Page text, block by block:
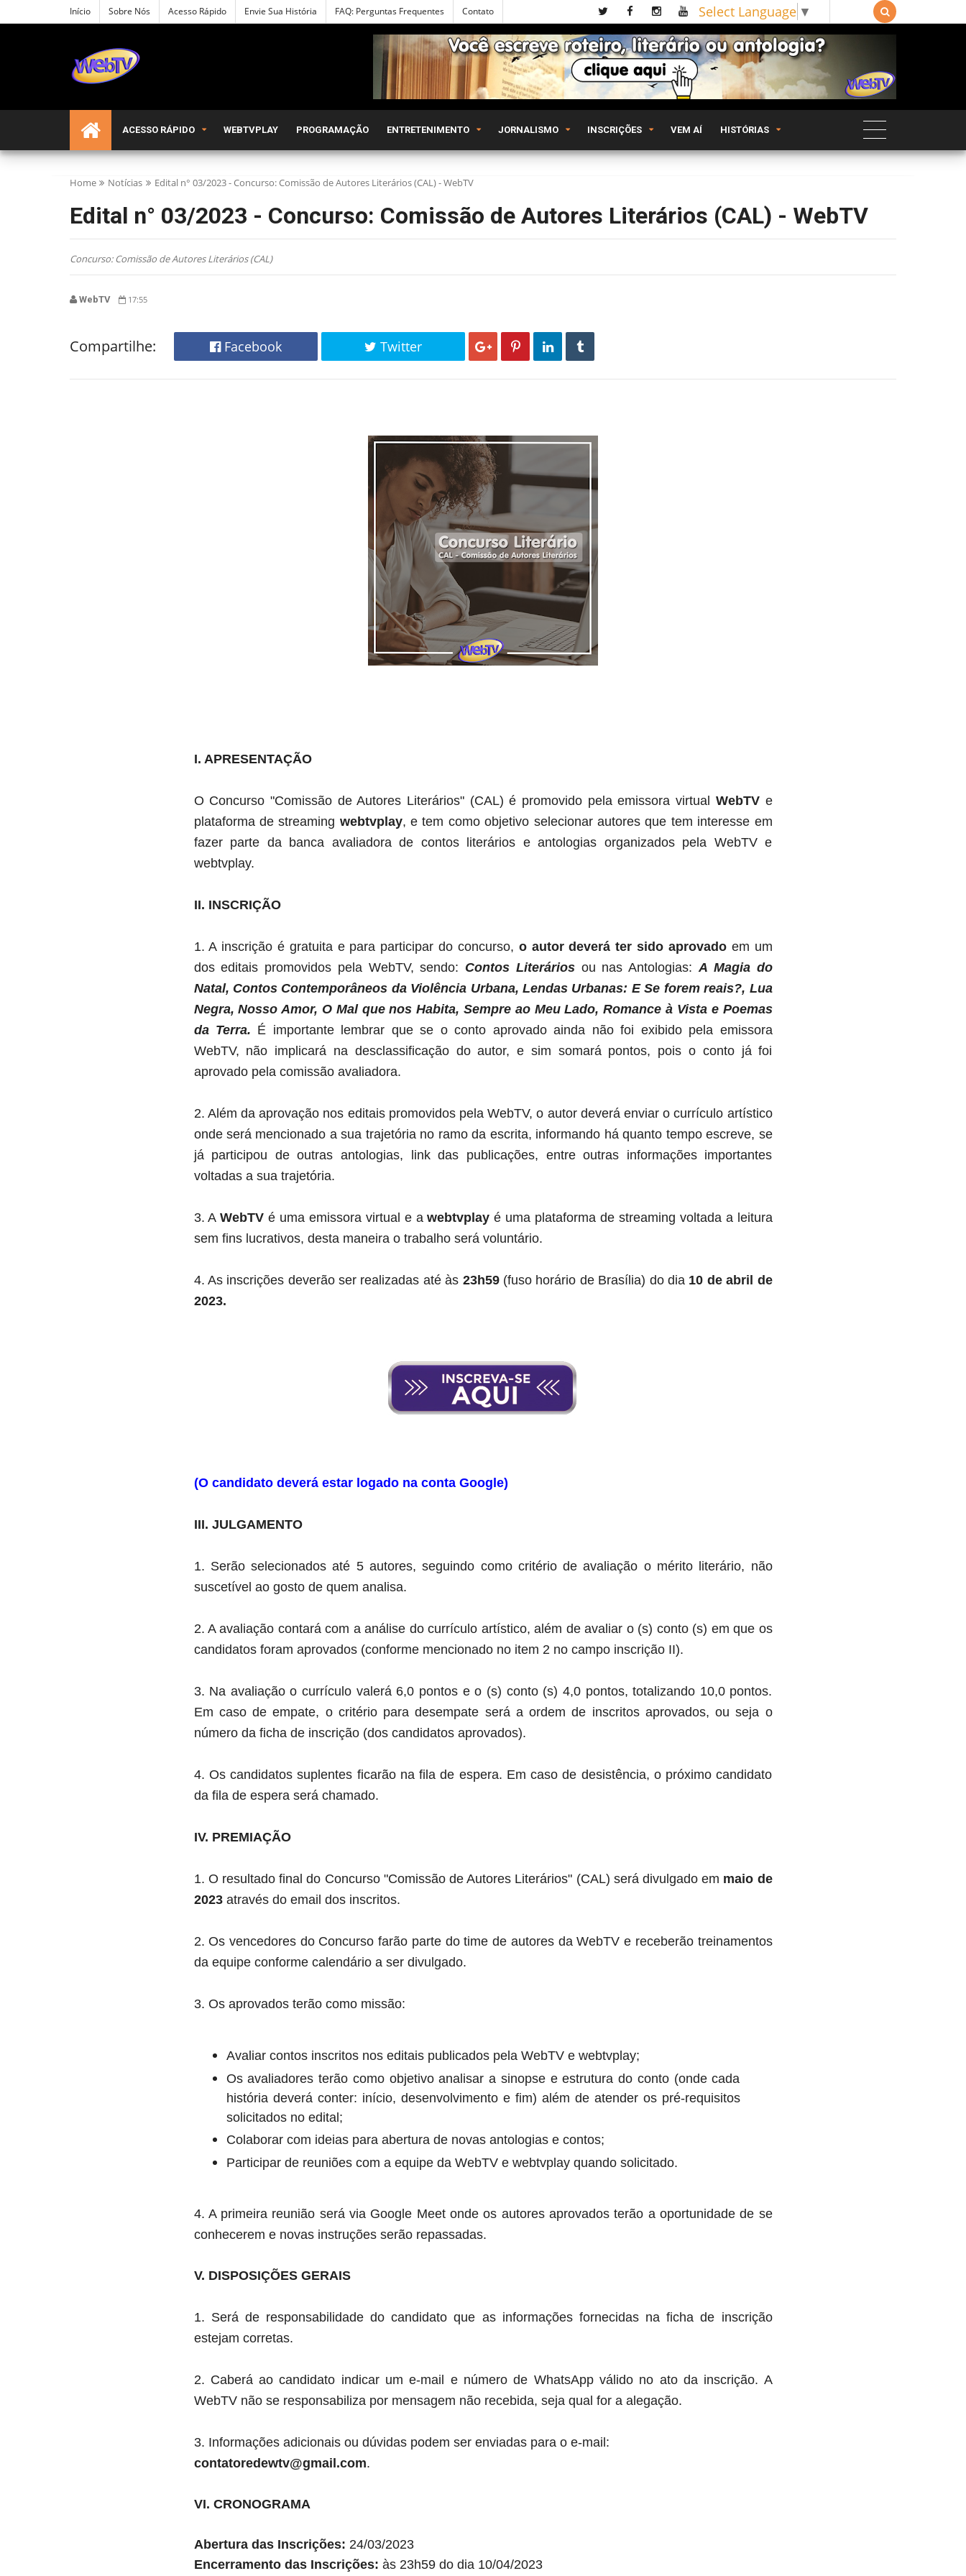
Início Sobre Nós Acesso Rápido Envie Sua História FAQ: Perguntas Frequentes Contato Select Language ▼ 
ACESSO RÁPIDO WEBTVPLAY PROGRAMAÇÃO ENTRETENIMENTO JORNALISMO INSCRIÇÕES VEM AÍ HISTÓRIAS
Home Notícias Edital n° 03/2023 - Concurso: Comissão de Autores Literários (CAL) - WebTV
Edital n° 03/2023 - Concurso: Comissão de Autores Literários (CAL) - WebTV
Concurso: Comissão de Autores Literários (CAL)
WebTV 17:55
Compartilhe: Facebook Twitter
I. APRESENTAÇÃO
O Concurso "Comissão de Autores Literários" (CAL) é promovido pela emissora virtual WebTVe
plataforma de streaming webtvplay, e tem como objetivo selecionar autores que tem interesse em
fazer parte da banca avaliadora de contos literários e antologias organizados pela WebTV e
webtvplay.
II. INSCRIÇÃO
1. A inscrição é gratuita e para participar do concurso, o autor deverá ter sido aprovadoem um
dos editais promovidos pela WebTV, sendo: Contos Literáriosou nas Antologias:A Magia do
Natal, Contos Contemporâneos da Violência Urbana, Lendas Urbanas: E Se forem reais?, Lua
Negra, Nosso Amor, O Mal que nos Habita, Sempre ao Meu Lado, Romance à Vista e Poemas
da Terra. É importante lembrar que se o conto aprovado ainda não foi exibido pela emissora
WebTV, não implicará na desclassificação do autor, e sim somará pontos, pois o conto já foi
aprovado pela comissão avaliadora.
2. Além da aprovação nos editais promovidos pela WebTV, o autor deverá enviar o currículo artístico
onde será mencionado a sua trajetória no ramo da escrita, informando há quanto tempo escreve, se
já participou de outras antologias, link das publicações, entre outras informações importantes
voltadas a sua trajetória.
3. AWebTV é uma emissora virtual e awebtvplay é uma plataforma de streaming voltada a leitura
sem fins lucrativos, desta maneira o trabalho será voluntário.
4. As inscrições deverão ser realizadas até às 23h59(fuso horário de Brasília) do dia10 de abril de
2023.
(O candidato deverá estar logado na conta Google)
III. JULGAMENTO
1. Serão selecionados até 5 autores, seguindo como critério de avaliação o mérito literário, não
suscetível ao gosto de quem analisa.
2. A avaliação contará com a análise do currículo artístico, além de avaliar o (s) conto (s) em que os
candidatos foram aprovados (conforme mencionado no item 2 no campo inscrição II).
3. Na avaliação o currículo valerá 6,0 pontos e o (s) conto (s) 4,0 pontos, totalizando 10,0 pontos.
Em caso de empate, o critério para desempate será a ordem de inscritos aprovados, ou seja o
número da ficha de inscrição (dos candidatos aprovados).
4. Os candidatos suplentes ficarão na fila de espera. Em caso de desistência, o próximo candidato
da fila de espera será chamado.
IV. PREMIAÇÃO
1. O resultado final do Concurso "Comissão de Autores Literários" (CAL) será divulgado em maio de
2023 através do email dos inscritos.
2. Os vencedores do Concurso farão parte do time de autores da WebTV e receberão treinamentos
da equipe conforme cal endário a ser divulgado.
3. Os aprovados terão como missão:
Avaliar contos inscritos nos editais publicados pela WebTV e webtvplay;
Os avaliadores terão como objetivo analisar a sinopse e estrutura do conto (onde cada
história deverá conter: início, desenvolvimento e fim) além de atender os pré-requisitos
solicitados no edital;
Colaborar com ideias para abertura de novas antologias e contos;
Participar de reuniões com a equipe da WebTV e webtvplay quando solicitado.
4. A primeira reunião será via Google Meet onde os autores aprovados terão a oportunidade de se
conhecerem e novas instruções serão repassadas.
V. DISPOSIÇÕES GERAIS
1. Será de responsabilidade do candidato que as informações fornecidas na ficha de inscrição
estejam corretas.
2. Caberá ao candidato indicar um e-mail e número de WhatsApp válido no ato da inscrição. A
WebTV não se responsabiliza por mensagem não recebida, seja qual for a alegação.
3. Informações adicionais ou dúvidas podem ser enviadas para o e-mail:
contatoredewtv@gmail.com.
VI. CRONOGRAMA
Abertura das Inscrições: 24/03/2023
Encerramento das Inscrições: às 23h59 do dia 10/04/2023